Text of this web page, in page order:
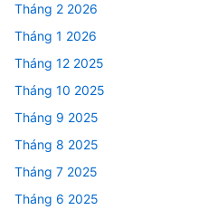
Tháng 2 2026
Tháng 1 2026
Tháng 12 2025
Tháng 10 2025
Tháng 9 2025
Tháng 8 2025
Tháng 7 2025
Tháng 6 2025